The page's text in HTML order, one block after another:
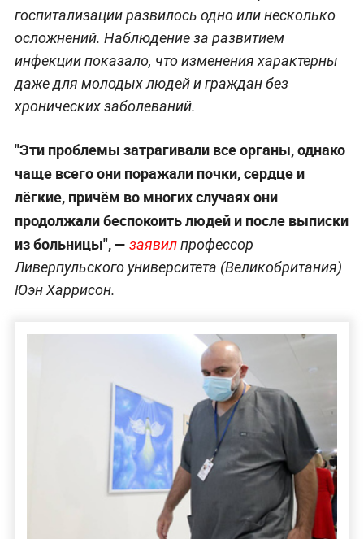
госпитализации развилось одно или несколько
осложнений. Наблюдение за развитием
инфекции показало, что изменения характерны
даже для молодых людей и граждан без
хронических заболеваний.
"Эти проблемы затрагивали все органы, однако
чаще всего они поражали почки, сердце и
лёгкие, причём во многих случаях они
продолжали беспокоить людей и после выписки
из больницы", — заявилпрофессор
Ливерпульского университета (Великобритания)
Юэн Харрисон.